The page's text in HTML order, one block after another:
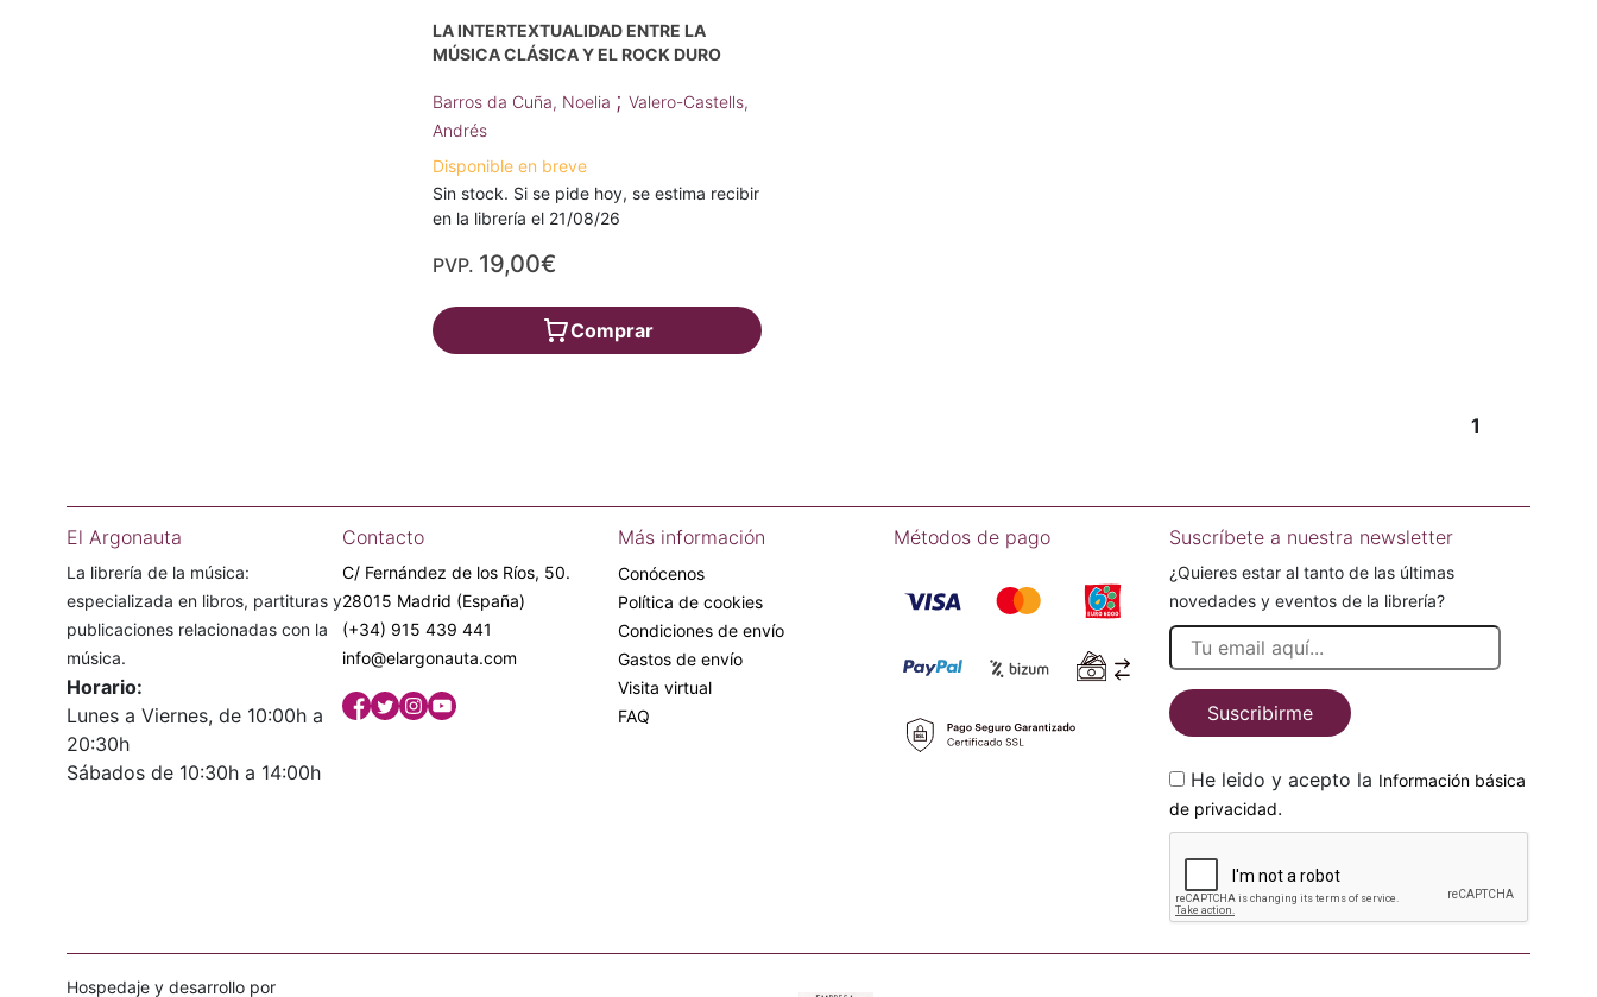
LA INTERTEXTUALIDAD ENTRE LA
MÚSICA CLÁSICA Y EL ROCK DURO
Barros da Cuña, Noelia ; Valero-Castells,
Andrés
Disponible en breve
Sin stock. Si se pide hoy, se estima recibir
en la librería el 21/08/26
PVP. 19,00€
Comprar
1
El Argonauta
La librería de la música:
especializada en libros, partituras y
publicaciones relacionadas con la
música.
Horario:
Lunes a Viernes, de 10:00h a
20:30h
Sábados de 10:30h a 14:00h
Contacto
C/ Fernández de los Ríos, 50.
28015 Madrid (España)
(+34) 915 439 441
info@elargonauta.com
Más información
Conócenos
Política de cookies
Condiciones de envío
Gastos de envío
Visita virtual
FAQ
Métodos de pago Suscríbete a nuestra newsletter
¿Quieres estar al tanto de las últimas
novedades y eventos de la librería?
Suscribirme
He leido y acepto la Información básica
de privacidad.
Hospedaje y desarrollo por